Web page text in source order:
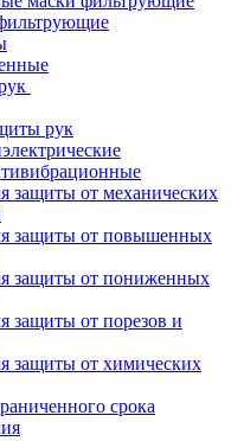
рук
защиты от механических
защиты от повышенных
защиты от пониженных
защиты от порезов и
защиты от химических
срока